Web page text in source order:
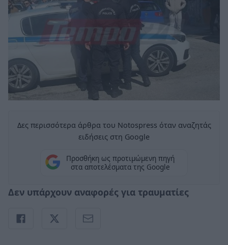
Δες περισσότερα άρθρα του Notospress όταν αναζητάς
ειδήσεις στη Google
Προσθήκη ως προτιμώμενη πηγή
στα αποτελέσματα της Google
Δεν υπάρχουν αναφορές για τραυματίες